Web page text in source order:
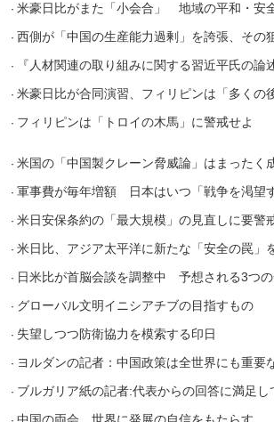
· 米豪日比がまた「小会合」 地域の平和・安
· 西側が「中国の生産能力過剰」を誇張、その
· 『人材関連の取り組みに関する習近平氏の論
· 米豪日比が合同演習、フィリピンは「多くの
· フィリピンは「トロイの木馬」に警戒せよ
· 米国の「中国製クレーン脅威論」はまったく
· 軍事費が毎年増額 日本はいつ「戦争を渇望
· 米日安保条約の「最大規模」の見直しに要警
· 米日比、アジア太平洋に新たな「安全の罠」
· 日米比が首脳会談を調整中 予想される3つの
· グローバル文明イニシアチブの目指すもの
· 失望しつつ防衛協力を模索する印日
· ヨルダンの記者：中国政策は全世界にも重要
· ブルガリア紙の記者:代表からの回答に満足し